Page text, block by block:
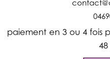
paiement en 3 ou 4 fois
48